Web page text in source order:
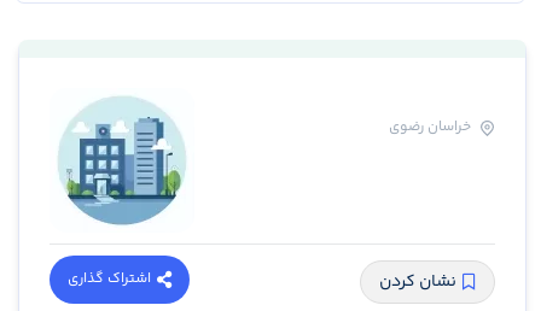
خراسان رضوی
نشان کردن اشتراک گذاری